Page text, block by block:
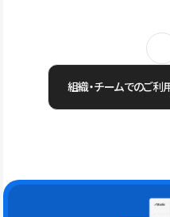
組織・チームでのご利